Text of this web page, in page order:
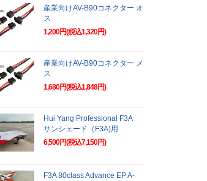
産業向けAV-B90コネクター オ
ス
1,200円(税込1,320円)
産業向けAV-B90コネクター メ
ス
1,680円(税込1,848円)
Hui Yang Professional F3A
サンシェード（F3A)用
6,500円(税込7,150円)
F3A 80class Advance EP A-